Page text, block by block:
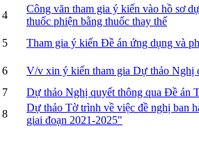
4
Công văn tham gia ý kiến vào hồ sơ
thuốc phiện bằng thuốc thay thế
5 Tham gia ý kiến Đề án ứng dụng và
6 V/v xin ý kiến tham gia Dự thảo Nghị
7
Dự thảo Nghị quyết thông qua Đề án
8
Dự thảo Tờ trình về việc đề nghị ban
giai đoạn 2021-2025"